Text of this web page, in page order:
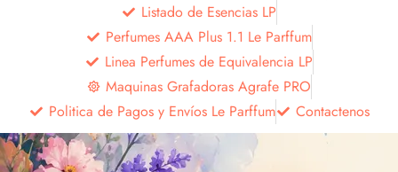
Listado de Esencias LP
Perfumes AAA Plus 1.1 Le Parffum
Linea Perfumes de Equivalencia LP
Maquinas Grafadoras Agrafe PRO
Politica de Pagos y Envíos Le Parffum
Contactenos